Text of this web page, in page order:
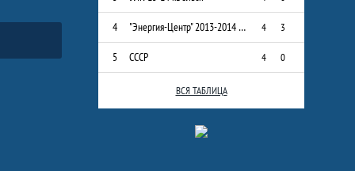
4 "Энергия-Центр" 2013-2014 г.р. 4 3
5 СССР 4 0
ВСЯ ТАБЛИЦА